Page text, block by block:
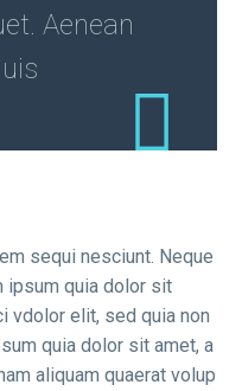
Aenean
sequi nesciunt. Neque
ipsum quia dolor sit
vdolor elit, sed quia non
quia dolor sit amet, a
aliquam quaerat volup